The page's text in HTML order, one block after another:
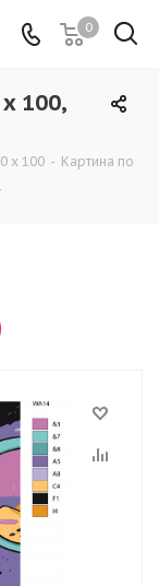
0
100,
x 100 - Картина по